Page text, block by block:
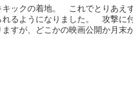
キックの着地。 これでとりあえ
れるようになりました。 攻撃に
ますが、どこかの映画公開か月末